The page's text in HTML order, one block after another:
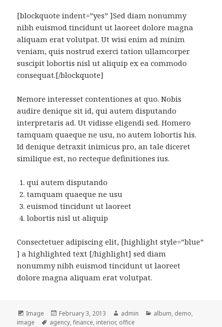
[blockquote indent=”yes” ]Sed diam nonummy
nibh euismod tincidunt ut laoreet dolore magna
aliquam erat volutpat. Ut wisi enim ad minim
veniam, quis nostrud exerci tation ullamcorper
suscipit lobortis nisl ut aliquip ex ea commodo
consequat.[/blockquote]
Nemore interesset contentiones at quo. Nobis
audire denique sit id, qui autem disputando
interpretaris ad. Ut vidisse eligendi sed. Homero
tamquam quaeque ne usu, no autem lobortis his.
Id denique detraxit inimicus pro, an tale diceret
similique est, no recteque definitiones ius.
qui autem disputando
tamquam quaeque ne usu
euismod tincidunt ut laoreet
lobortis nisl ut aliquip
Consectetuer adipiscing elit, [highlight style=”blue”
] a highlighted text [/highlight] sed diam
nonummy nibh euismod tincidunt ut laoreet
dolore magna aliquam erat volutpat.
Format
Image
Posted
on
February 3, 2013 Author
admin Categories
album, demo,
image
Tags
agency,finance, interior, office